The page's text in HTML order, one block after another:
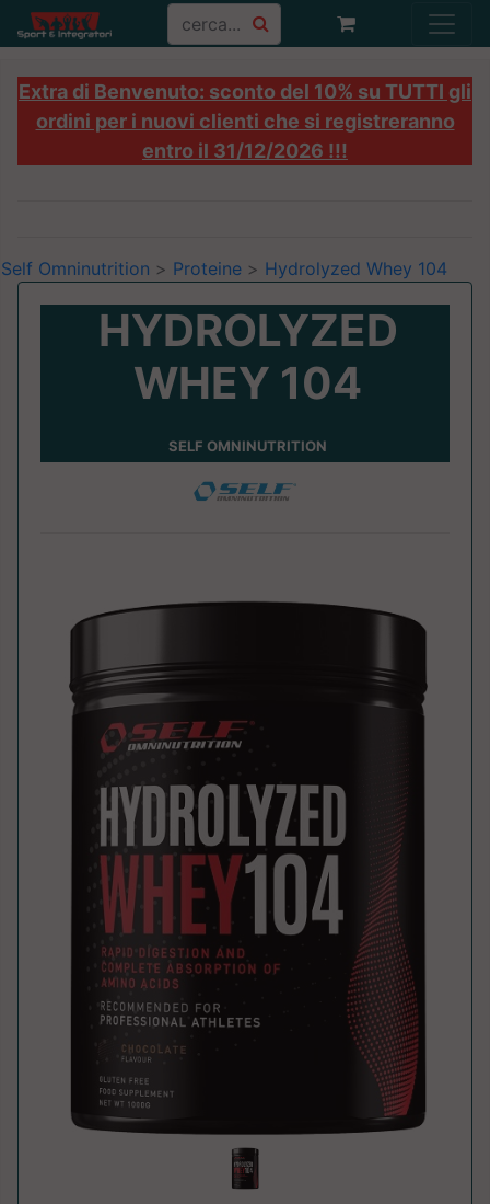
Extra di Benvenuto: sconto del 10% su TUTTI gli
ordini per i nuovi clienti che si registreranno
entro il 31/12/2026 !!!
Self Omninutrition > Proteine > Hydrolyzed Whey 104
HYDROLYZED
WHEY 104
SELF OMNINUTRITION